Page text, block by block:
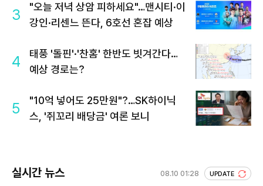
3
"오늘 저녁 상암 피하세요"…맨시티·이
강인·리센느 뜬다, 6호선 혼잡 예상
4
태풍 '돌핀'·'찬홈' 한반도 빗겨간다…
예상 경로는?
5
"10억 넣어도 25만원"?…SK하이닉
스, '쥐꼬리 배당금' 여론 보니
실시간 뉴스 08.10 01:28 UPDATE